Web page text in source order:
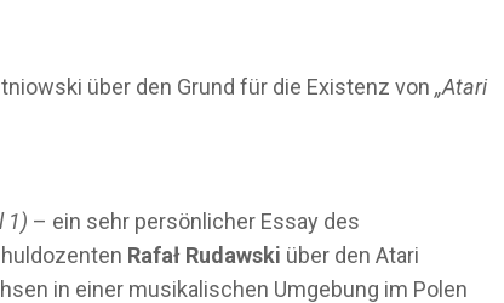
über den Grund für die Existenz von „Atari
1) – ein sehr persönlicher Essay des
Rafał Rudawski über den Atari
in einer musikalischen Umgebung im Polen